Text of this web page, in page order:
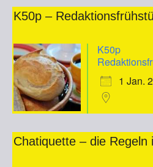
K50p –
K50p
1 Jan.
Chatiquette – die Regeln